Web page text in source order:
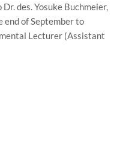
des. Yosuke Buchmeier,
end of September to
Lecturer (Assistant